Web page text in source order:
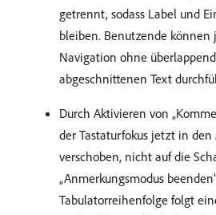
getrennt, sodass Label und
bleiben. Benutzende können
Navigation ohne
abgeschnittenen Text
Durch Aktivieren von
der Tastaturfokus jetzt in
verschoben, nicht auf die
„Anmerkungsmodus
Tabulatorreihenfolge folgt